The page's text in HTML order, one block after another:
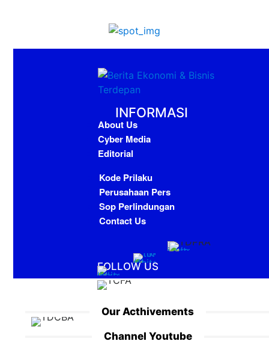
INFORMASI
About Us
Cyber Media
Editorial
Kode Prilaku
Perusahaan Pers
Sop Perlindungan
Contact Us
FOLLOW US
Our Acthivements
Channel Youtube